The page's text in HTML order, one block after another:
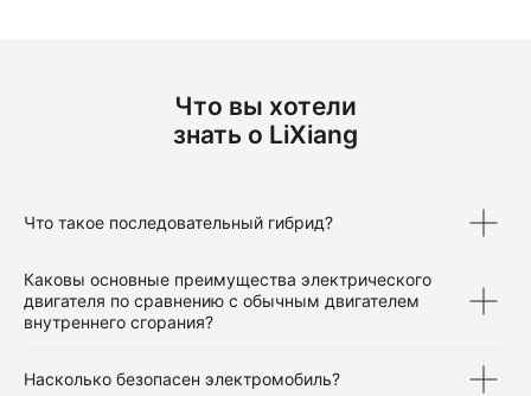
Что вы хотели
знать о LiXiang
Что такое последовательный гибрид?
Каковы основные преимущества электрического
двигателя по сравнению с обычным двигателем
внутреннего сгорания?
Насколько безопасен электромобиль?